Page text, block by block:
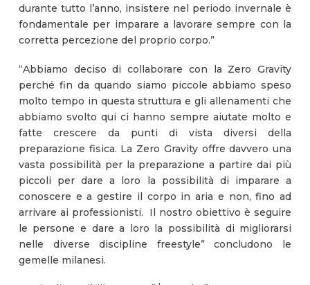
durante tutto l’anno, insistere nel periodo invernale è
fondamentale per imparare a lavorare sempre con la
corretta percezione del proprio corpo.”
“Abbiamo deciso di collaborare con la Zero Gravity
perché fin da quando siamo piccole abbiamo speso
molto tempo in questa struttura e gli allenamenti che
abbiamo svolto qui ci hanno sempre aiutate molto e
fatte crescere da punti di vista diversi della
preparazione fisica. La Zero Gravity offre davvero una
vasta possibilità per la preparazione a partire dai più
piccoli per dare a loro la possibilità di imparare a
conoscere e a gestire il corpo in aria e non, fino ad
arrivare ai professionisti. Il nostro obiettivo è seguire
le persone e dare a loro la possibilità di migliorarsi
nelle diverse discipline freestyle” concludono le
gemelle milanesi.